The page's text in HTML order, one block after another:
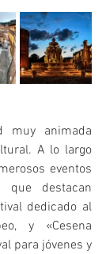
muy animada
A lo largo
eventos
que destacan
dedicado al
y «Cesena
para jóvenes y